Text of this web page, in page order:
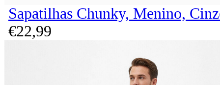
Sapatilhas Chunky, Menino,
€22,99